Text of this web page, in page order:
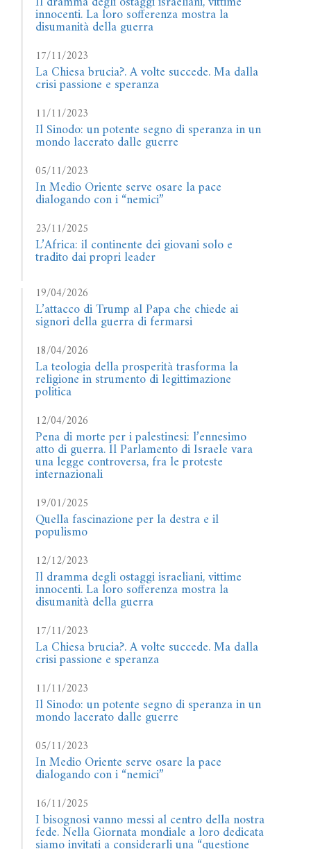
innocenti. La loro sofferenza mostra la
disumanità della guerra
17/11/2023
La Chiesa brucia?. A volte succede. Ma dalla
crisi passione e speranza
11/11/2023
Il Sinodo: un potente segno di speranza in un
mondo lacerato dalle guerre
05/11/2023
In Medio Oriente serve osare la pace
dialogando con i “nemici”
23/11/2025
L’Africa: il continente dei giovani solo e
tradito dai propri leader
19/04/2026
L’attacco di Trump al Papa che chiede ai
signori della guerra di fermarsi
18/04/2026
La teologia della prosperità trasforma la
religione in strumento di legittimazione
politica
12/04/2026
Pena di morte per i palestinesi: l’ennesimo
atto di guerra. Il Parlamento di Israele vara
una legge controversa, fra le proteste
internazionali
19/01/2025
Quella fascinazione per la destra e il
populismo
12/12/2023
Il dramma degli ostaggi israeliani, vittime
innocenti. La loro sofferenza mostra la
disumanità della guerra
17/11/2023
La Chiesa brucia?. A volte succede. Ma dalla
crisi passione e speranza
11/11/2023
Il Sinodo: un potente segno di speranza in un
mondo lacerato dalle guerre
05/11/2023
In Medio Oriente serve osare la pace
dialogando con i “nemici”
16/11/2025
I bisognosi vanno messi al centro della nostra
fede. Nella Giornata mondiale a loro dedicata